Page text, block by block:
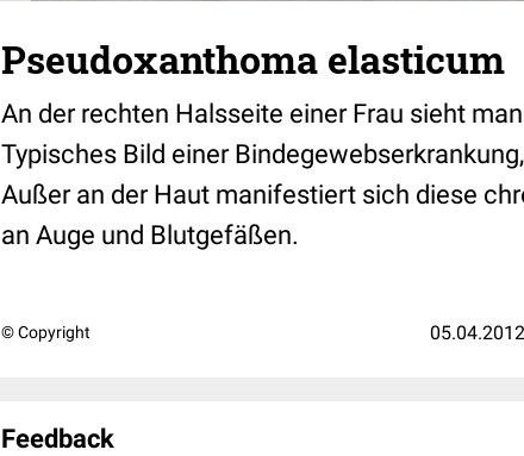
Pseudoxanthoma elasticum
An der rechten Halsseite einer Frau sieht
Typisches Bild einer
Außer an der Haut manifestiert sich diese
an Auge und Blutgefäßen.
© Copyright 05.04.2012
Feedback